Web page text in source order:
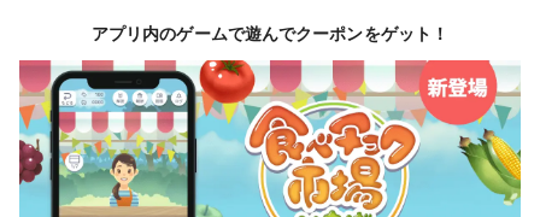
アプリ内のゲームで遊んでクーポンをゲット！